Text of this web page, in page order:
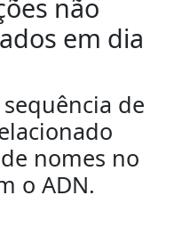
não
em dia
de
nomes no
o ADN.